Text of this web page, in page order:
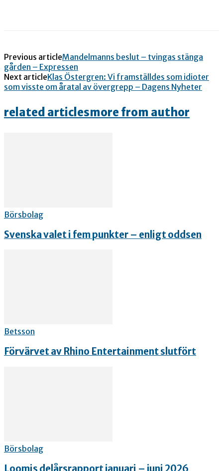
Previous articleMandelmanns beslut – tvingas stänga
gården – Expressen
Next articleKlas Östergren: Vi framställdes som idioter
som visste om åratal av övergrepp – Dagens Nyheter
related articlesmore from author
Börsbolag
Svenska valet i fem punkter – enligt oddsen
Betsson
Förvärvet av Rhino Entertainment slutfört
Börsbolag
Loomis delårsrapport januari – juni 2026